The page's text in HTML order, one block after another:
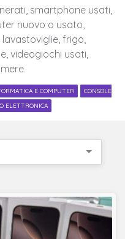
smartphone usati,
nuovo o usato,
frigo,
videogiochi usati,
E COMPUTER
CONSOLE
ELETTRONICA